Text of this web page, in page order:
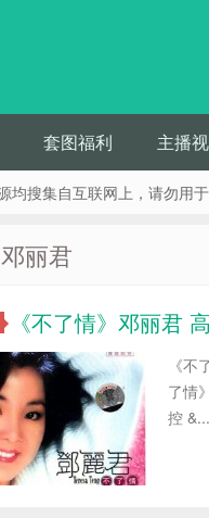
套图福利 主播
均搜集自互联网上，请勿用
丽君
《不了情》邓丽君
《
了情
控 &...